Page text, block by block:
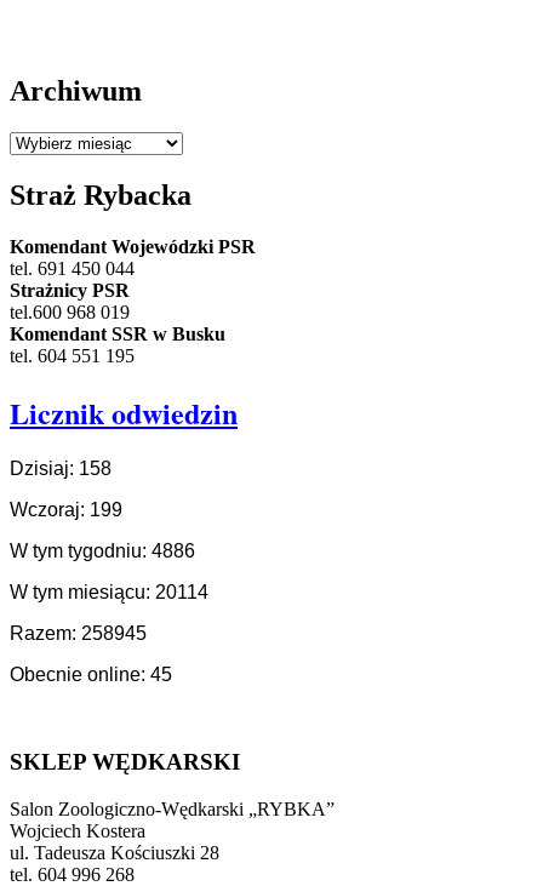
Archiwum
Archiwum
Straż Rybacka
Komendant Wojewódzki PSR
tel. 691 450 044
Strażnicy PSR
tel.600 968 019
Komendant SSR w Busku
tel. 604 551 195
Licznik odwiedzin
Dzisiaj: 158
Wczoraj: 199
W tym tygodniu: 4886
W tym miesiącu: 20114
Razem: 258945
Obecnie online: 45
SKLEP WĘDKARSKI
Salon Zoologiczno-Wędkarski „RYBKA”
Wojciech Kostera
ul. Tadeusza Kościuszki 28
tel. 604 996 268